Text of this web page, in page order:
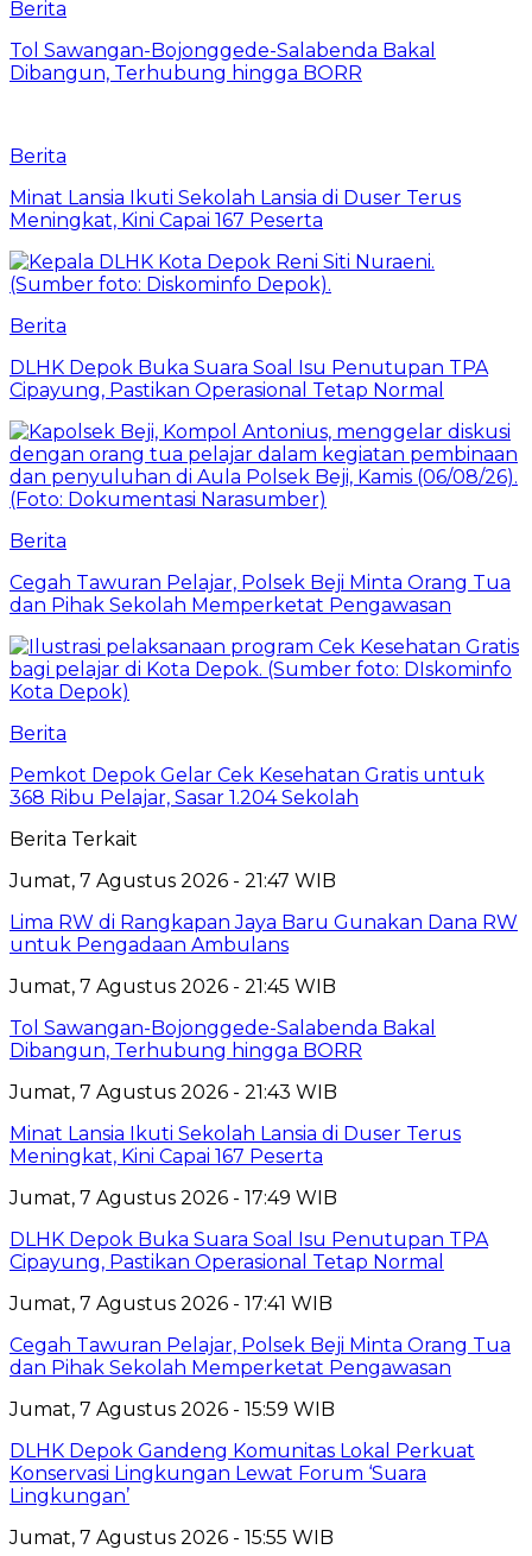
Berita
Tol Sawangan-Bojonggede-Salabenda Bakal
Dibangun, Terhubung hingga BORR
Berita
Minat Lansia Ikuti Sekolah Lansia di Duser Terus
Meningkat, Kini Capai 167 Peserta
Berita
DLHK Depok Buka Suara Soal Isu Penutupan TPA
Cipayung, Pastikan Operasional Tetap Normal
Berita
Cegah Tawuran Pelajar, Polsek Beji Minta Orang Tua
dan Pihak Sekolah Memperketat Pengawasan
Berita
Pemkot Depok Gelar Cek Kesehatan Gratis untuk
368 Ribu Pelajar, Sasar 1.204 Sekolah
Berita Terkait
Jumat, 7 Agustus 2026 - 21:47 WIB
Lima RW di Rangkapan Jaya Baru Gunakan Dana RW
untuk Pengadaan Ambulans
Jumat, 7 Agustus 2026 - 21:45 WIB
Tol Sawangan-Bojonggede-Salabenda Bakal
Dibangun, Terhubung hingga BORR
Jumat, 7 Agustus 2026 - 21:43 WIB
Minat Lansia Ikuti Sekolah Lansia di Duser Terus
Meningkat, Kini Capai 167 Peserta
Jumat, 7 Agustus 2026 - 17:49 WIB
DLHK Depok Buka Suara Soal Isu Penutupan TPA
Cipayung, Pastikan Operasional Tetap Normal
Jumat, 7 Agustus 2026 - 17:41 WIB
Cegah Tawuran Pelajar, Polsek Beji Minta Orang Tua
dan Pihak Sekolah Memperketat Pengawasan
Jumat, 7 Agustus 2026 - 15:59 WIB
DLHK Depok Gandeng Komunitas Lokal Perkuat
Konservasi Lingkungan Lewat Forum ‘Suara
Lingkungan’
Jumat, 7 Agustus 2026 - 15:55 WIB